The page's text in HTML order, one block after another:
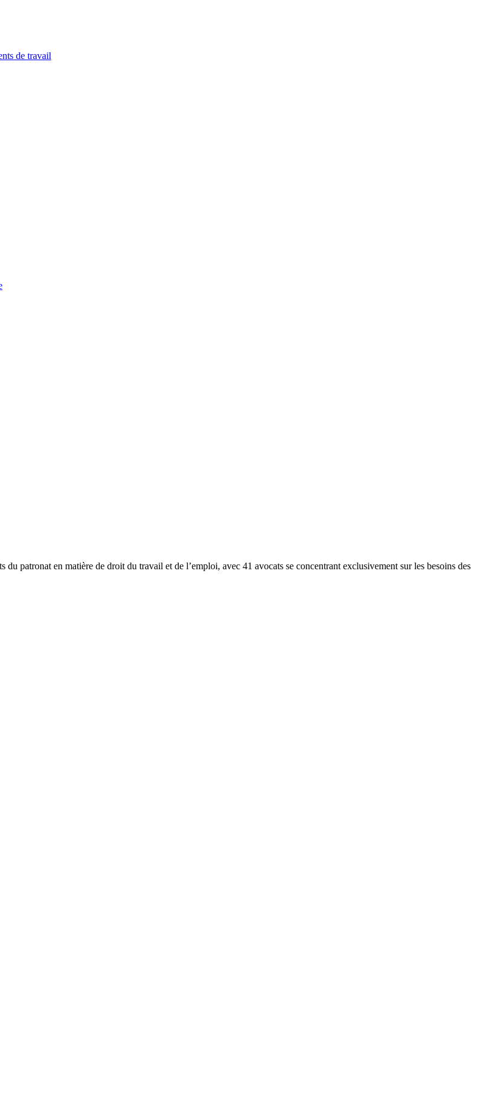
de travail
patronat en matière de droit du travail et de l’emploi, avec 41 avocats se concentrant exclusivement sur les besoins des